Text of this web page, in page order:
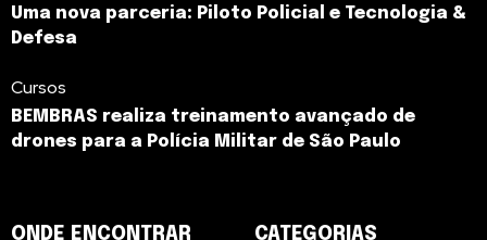
Uma nova parceria: Piloto Policial e Tecnologia &
Defesa
Cursos
BEMBRAS realiza treinamento avançado de
drones para a Polícia Militar de São Paulo
ONDE ENCONTRAR CATEGORIAS